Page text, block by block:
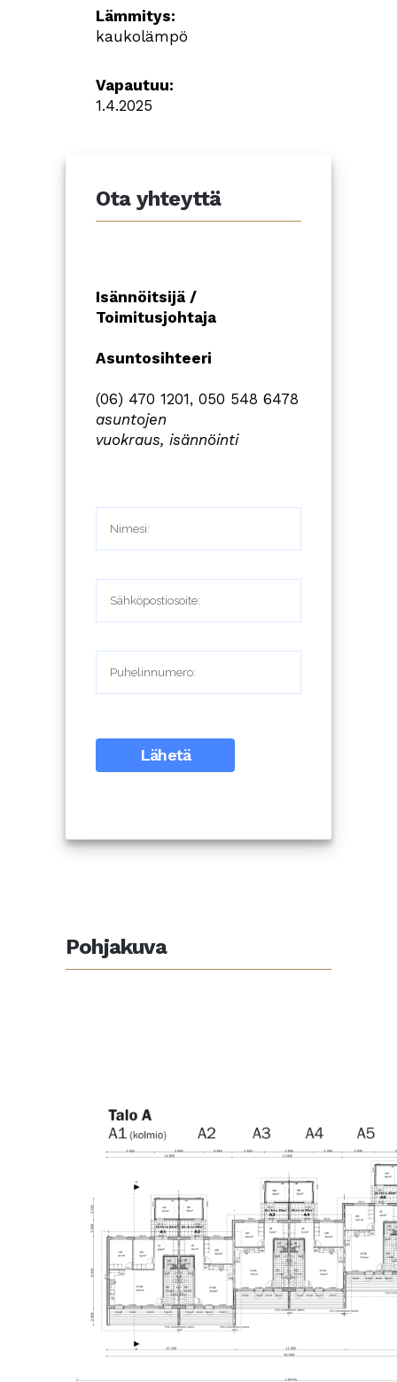
Lämmitys:
kaukolämpö
Vapautuu:
1.4.2025
Ota yhteyttä
Isännöitsijä /
Toimitusjohtaja
Asuntosihteeri
(06) 470 1201, 050 548 6478
asuntojen
vuokraus, isännöinti
Pohjakuva